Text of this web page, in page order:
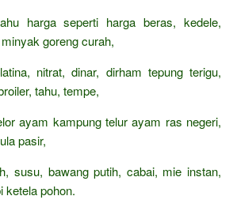
harga seperti harga beras, kedele,
goreng curah,
nitrat, dinar, dirham tepung terigu,
tahu, tempe,
ayam kampung telur ayam ras negeri,
pasir,
susu, bawang putih, cabai, mie instan,
ketela pohon.